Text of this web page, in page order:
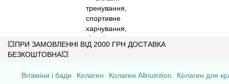
💥ПРИ ЗАМОВЛЕННІ ВІД 2000 ГРН ДОСТАВКА
БЕЗКОШТОВНА💥
Вітаміни і бади Колаген Колаген Allnutrition Колаген для